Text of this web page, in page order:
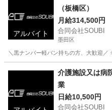
アルバイト
（板橋区）
月給314,500円
合同会社SOUBI
墨田区
＼黒ナンバー軽バン持ちの方、大歓
配送
介護施設又は病
業
日給10,500円
合同会社SOUBI